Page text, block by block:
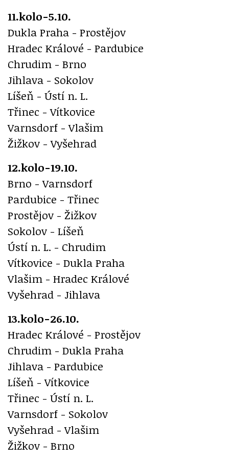
11.kolo-5.10.
Dukla Praha - Prostějov
Hradec Králové - Pardubice
Chrudim - Brno
Jihlava - Sokolov
Líšeň - Ústí n. L.
Třinec - Vítkovice
Varnsdorf - Vlašim
Žižkov - Vyšehrad
12.kolo-19.10.
Brno - Varnsdorf
Pardubice - Třinec
Prostějov - Žižkov
Sokolov - Líšeň
Ústí n. L. - Chrudim
Vítkovice - Dukla Praha
Vlašim - Hradec Králové
Vyšehrad - Jihlava
13.kolo-26.10.
Hradec Králové - Prostějov
Chrudim - Dukla Praha
Jihlava - Pardubice
Líšeň - Vítkovice
Třinec - Ústí n. L.
Varnsdorf - Sokolov
Vyšehrad - Vlašim
Žižkov - Brno